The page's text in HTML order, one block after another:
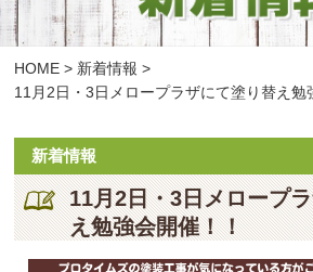
鈴建ブログ
新着情報
W保証につい
会社概要
お客様の声
料金について
HOME > 新着情報 >
11月2日・3日メロープラザにて塗り替え勉
新着情報
11月2日・3日メロープ
え勉強会開催！！